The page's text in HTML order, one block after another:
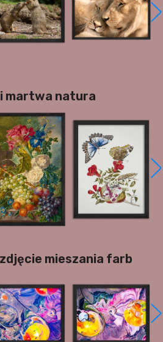
martwa natura
mieszania farb